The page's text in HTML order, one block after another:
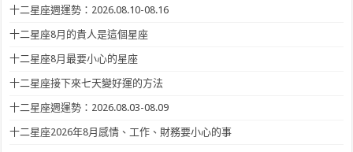
十二星座週運勢：2026.08.10-08.16
十二星座8月的貴人是這個星座
十二星座8月最要小心的星座
十二星座接下來七天變好運的方法
十二星座週運勢：2026.08.03-08.09
十二星座2026年8月感情、工作、財務要小心的事